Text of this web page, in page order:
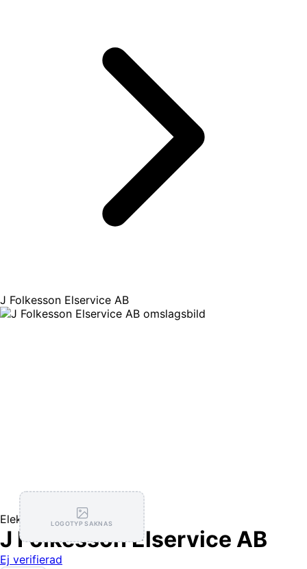
J Folkesson Elservice AB
LOGOTYP SAKNAS
Elektriker
J Folkesson Elservice AB
Ej verifierad